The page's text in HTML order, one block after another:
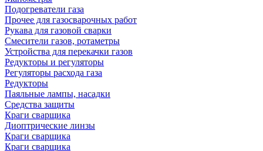
Подогреватели газа
Прочее для газосварочных работ
Рукава для газовой сварки
Смесители газов, ротаметры
Устройства для перекачки газов
Редукторы и регуляторы
Регуляторы расхода газа
Редукторы
Паяльные лампы, насадки
Средства защиты
Краги сварщика
Диоптрические линзы
Краги сварщика
Краги сварщика